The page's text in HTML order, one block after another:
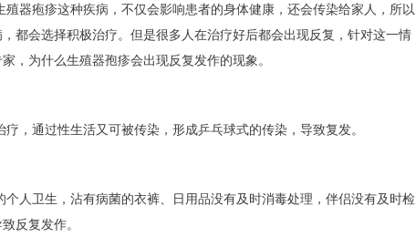
殖器疱疹这种疾病，不仅会影响患者的身体健康，还会传染给家人，所以
都会选择积极治疗。但是很多人在治疗好后都会出现反复，针对这一情
，为什么生殖器孢疹会出现反复发作的现象。
，通过性生活又可被传染，形成乒乓球式的传染，导致复发。
个人卫生，沾有病菌的衣裤、日用品没有及时消毒处理，伴侣没有及时检
反复发作。